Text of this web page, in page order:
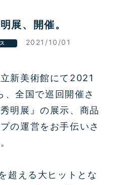
展、開催。
2021/10/01
新美術館にて2021
全国で巡回開催さ
明展』の展示、商品
の運営をお手伝いさ
超える大ヒットとな